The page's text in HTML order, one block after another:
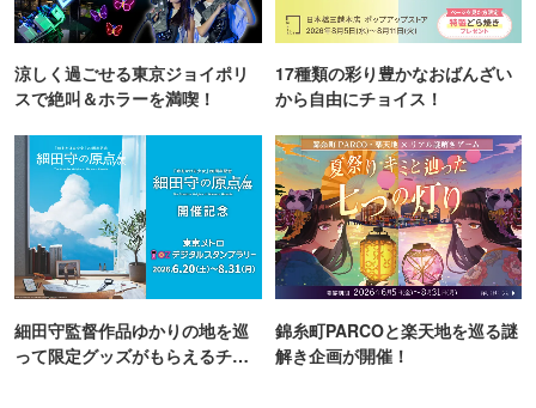
涼しく過ごせる東京ジョイポリ
スで絶叫＆ホラーを満喫！
17種類の彩り豊かなおばんざい
から自由にチョイス！
細田守監督作品ゆかりの地を巡
って限定グッズがもらえるチャ
錦糸町PARCOと楽天地を巡る謎
解き企画が開催！